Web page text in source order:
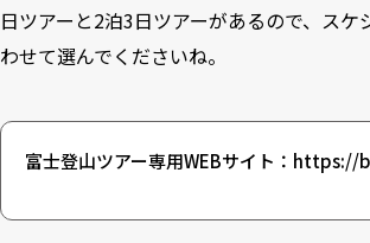
日ツアーと2泊3日ツアーがあるので、スケ
わせて選んでくださいね。
富士登山ツアー専用WEBサイト： https://